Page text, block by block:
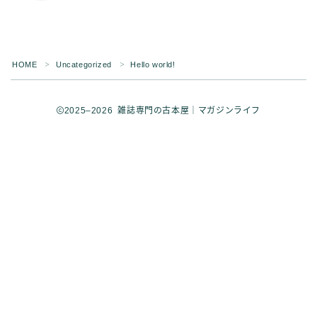
HOME ＞ Uncategorized ＞ Hello world!
2025–2026 雑誌専門の古本屋｜マガジンライフ